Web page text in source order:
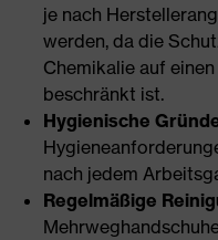
je nach
werden, da die
Chemikalie auf
beschränkt ist.
Hygienische
nach jedem
Regelmäßige